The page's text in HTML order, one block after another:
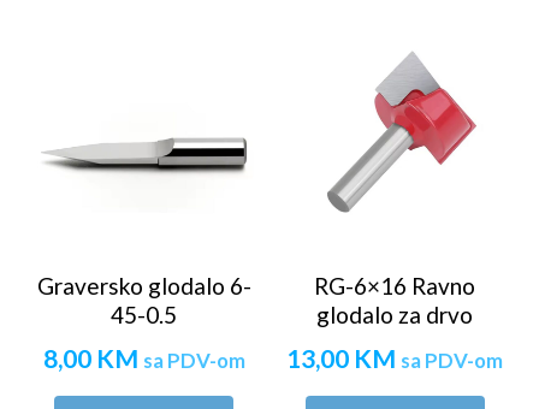
Graversko glodalo 6-
45-0.5
8,00 KM sa PDV-om
RG-6×16 Ravno
glodalo za drvo
13,00 KM sa PDV-om